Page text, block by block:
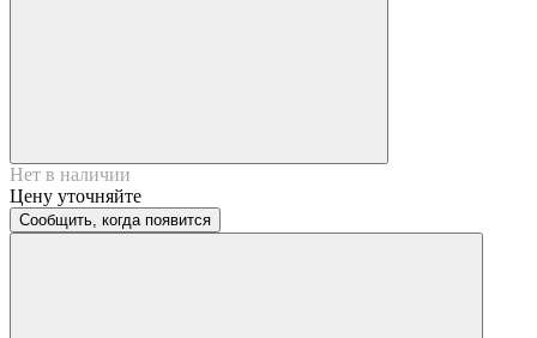
Нет в наличии
Цену уточняйте
Сообщить, когда появится